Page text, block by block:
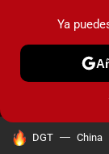
MENÚ
HOY SE HABLA
DGT China
Ya